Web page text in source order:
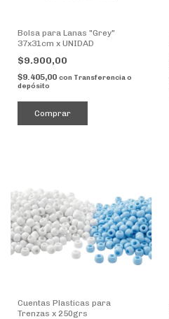
Bolsa para Lanas "Grey"
37x31cm x UNIDAD
$9.900,00
$9.405,00 con Transferencia o
depósito
Cuentas Plasticas para
Trenzas x 250grs